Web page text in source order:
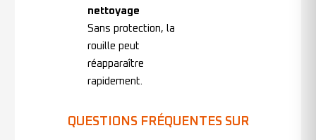
nettoyage
Sans protection, la
rouille peut
réapparaître
rapidement.
QUESTIONS FRÉQUENTES SUR